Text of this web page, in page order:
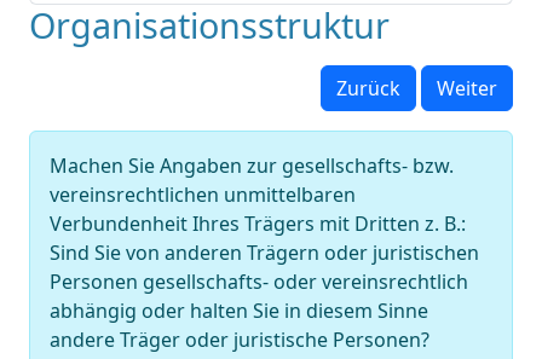
Organisationsstruktur
Zurück Weiter
Machen Sie Angaben zur gesellschafts- bzw.
vereinsrechtlichen unmittelbaren
Verbundenheit Ihres Trägers mit Dritten z. B.:
Sind Sie von anderen Trägern oder juristischen
Personen gesellschafts- oder vereinsrechtlich
abhängig oder halten Sie in diesem Sinne
andere Träger oder juristische Personen?